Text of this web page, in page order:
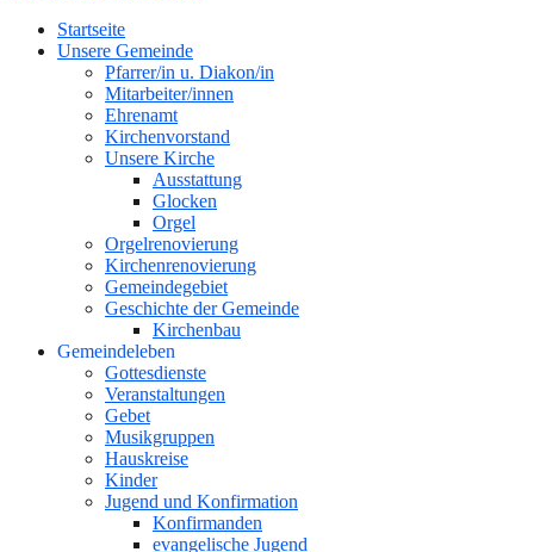
oben
Startseite
Unsere Gemeinde
Pfarrer/in u. Diakon/in
Mitarbeiter/innen
Ehrenamt
Kirchenvorstand
Unsere Kirche
Ausstattung
Glocken
Orgel
Orgelrenovierung
Kirchenrenovierung
Gemeindegebiet
Geschichte der Gemeinde
Kirchenbau
Gemeindeleben
Gottesdienste
Veranstaltungen
Gebet
Musikgruppen
Hauskreise
Kinder
Jugend und Konfirmation
Konfirmanden
evangelische Jugend